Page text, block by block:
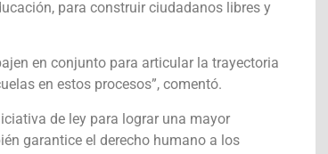
para construir ciudadanos libres y
en conjunto para articular la trayectoria
en estos procesos”, comentó.
de ley para lograr una mayor
garantice el derecho humano a los